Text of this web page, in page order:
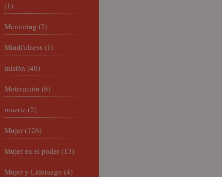
(1)
Mentoring (2)
Mindfulness (1)
misión (40)
Motivación (6)
muerte (2)
Mujer (126)
Mujer en el poder (13)
Mujer y Liderazgo (4)